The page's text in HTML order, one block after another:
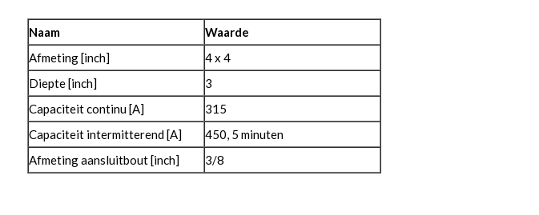
Naam
Waarde
Afmeting [inch]
4 x 4
Diepte [inch]
3
Capaciteit continu [A]
315
Capaciteit intermitterend [A]
450, 5 minuten
Afmeting aansluitbout [inch]
3/8